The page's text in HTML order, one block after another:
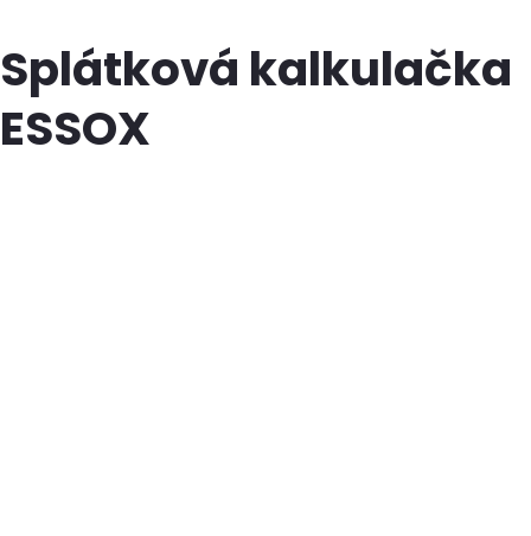
Splátková kalkulačka
ESSOX